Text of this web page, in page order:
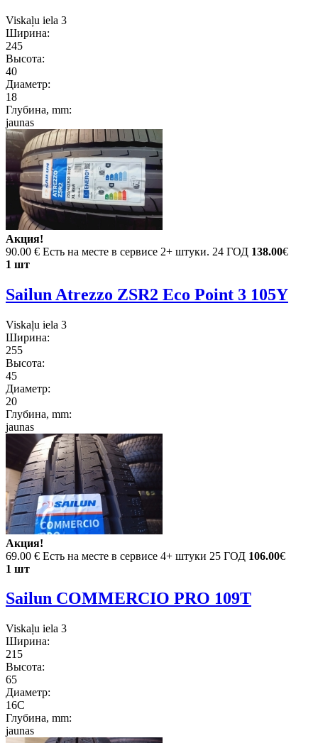
Viskaļu iela 3
Ширина:
245
Высота:
40
Диаметр:
18
Глубина, mm:
jaunas
Акция!
90.00 € Есть на месте в сервисе 2+ штуки. 24 ГОД 138.00€
1 шт
Sailun Atrezzo ZSR2 Eco Point 3 105Y
Viskaļu iela 3
Ширина:
255
Высота:
45
Диаметр:
20
Глубина, mm:
jaunas
Акция!
69.00 € Есть на месте в сервисе 4+ штуки 25 ГОД 106.00€
1 шт
Sailun COMMERCIO PRO 109T
Viskaļu iela 3
Ширина:
215
Высота:
65
Диаметр:
16C
Глубина, mm:
jaunas